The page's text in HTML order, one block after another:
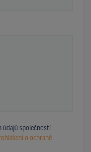
údajů společností
o ochraně